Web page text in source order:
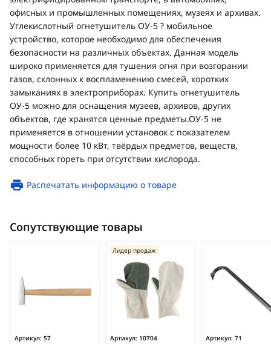
офисных и промышленных помещениях, музеях и архивах.
Углекислотный огнетушитель ОУ-5 ? мобильное
устройство, которое необходимо для обеспечения
безопасности на различных объектах. Данная модель
широко применяется для тушения огня при возгорании
газов, склонных к воспламенению смесей, коротких
замыканиях в электроприборах. Купить огнетушитель
ОУ-5 можно для оснащения музеев, архивов, других
объектов, где хранятся ценные предметы.ОУ-5 не
применяется в отношении установок с показателем
мощности более 10 кВт, твёрдых предметов, веществ,
способных гореть при отсутствии кислорода.
Распечатать информацию о товаре
Сопутствующие товары
Артикул: 57
Артикул: 10704
Лидер продаж
Артикул: 71